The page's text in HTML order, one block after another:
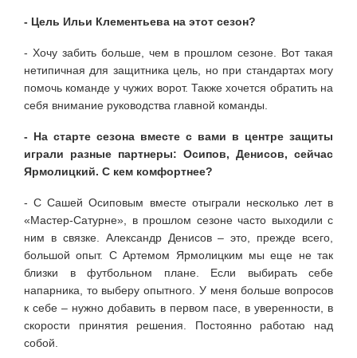
- Цель Ильи Клементьева на этот сезон?
- Хочу забить больше, чем в прошлом сезоне. Вот такая
нетипичная для защитника цель, но при стандартах могу
помочь команде у чужих ворот. Также хочется обратить на
себя внимание руководства главной команды.
- На старте сезона вместе с вами в центре защиты
играли разные партнеры: Осипов, Денисов, сейчас
Ярмолицкий. С кем комфортнее?
- С Сашей Осиповым вместе отыграли несколько лет в
«Мастер-Сатурне», в прошлом сезоне часто выходили с
ним в связке. Александр Денисов – это, прежде всего,
большой опыт. С Артемом Ярмолицким мы еще не так
близки в футбольном плане. Если выбирать себе
напарника, то выберу опытного. У меня больше вопросов
к себе – нужно добавить в первом пасе, в уверенности, в
скорости принятия решения. Постоянно работаю над
собой.